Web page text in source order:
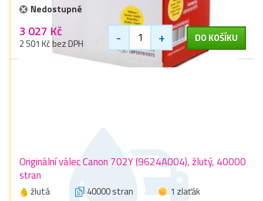
Nedostupné
3 027 Kč
2 501 Kč bez DPH - + DO KOŠÍKU
Originální válec Canon 702Y (9624A004), žlutý, 40000
stran
žlutá 40000 stran
1 zlaťák